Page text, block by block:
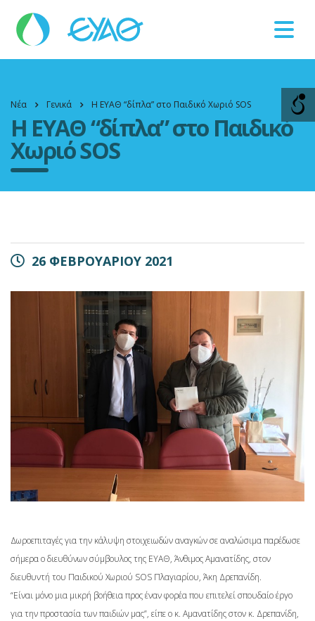
11124
Νέα Γενικά Η ΕΥΑΘ “δίπλα” στο Παιδικό Χωριό SOS
Η ΕΥΑΘ “δίπλα” στο Παιδικό
Χωριό SOS
26 ΦΕΒΡΟΥΑΡΙΟΥ 2021
Δωροεπιταγές για την κάλυψη στοιχειωδών αναγκών σε αναλώσιμα παρέδωσε
σήμερα ο διευθύνων σύμβουλος της ΕΥΑΘ, Άνθιμος Αμανατίδης, στον
διευθυντή του Παιδικoύ Χωριού SOS Πλαγιαρίου, Άκη Δρεπανίδη.
“Είναι μόνο μια μικρή βοήθεια προς έναν φορέα που επιτελεί σπουδαίο έργο
για την προστασία των παιδιών μας”, είπε ο κ. Αμανατίδης στον κ. Δρεπανίδη,